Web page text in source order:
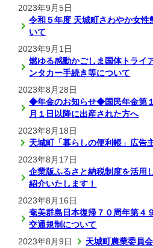
2023年9月5日
令和５年度 天城町さわやか女
いて
2023年9月1日
燃ゆる感動かごしま国体トライ
ンタカー手続き等について
2023年8月28日
◆年金のお知らせ◆国民年金第
月１日以降に出産された方へ
2023年8月18日
天城町「暮らしの便利帳」広告
2023年8月17日
企業版ふるさと納税制度を活用
紹介いたします！
2023年8月16日
奄美群島日本復帰７０周年第４
交通規制について
2023年8月9日
天城町農業委員